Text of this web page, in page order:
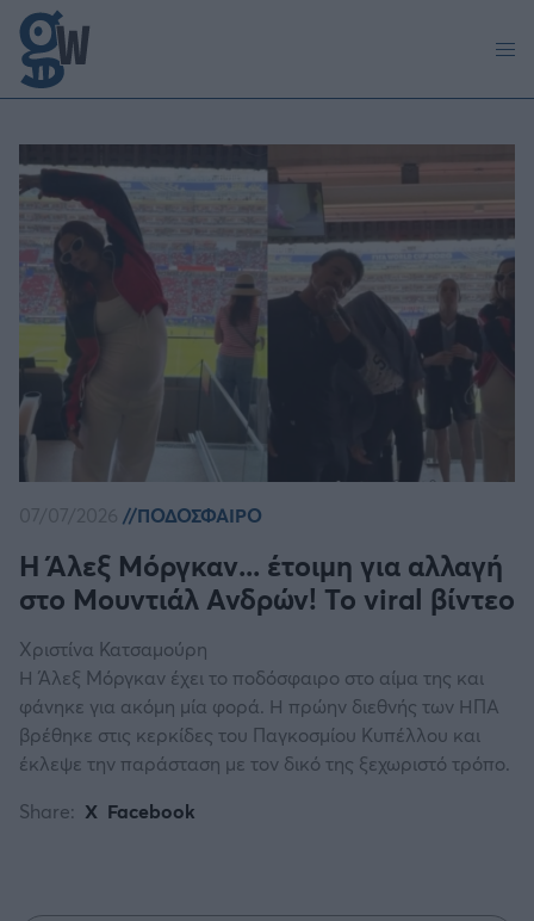
Παράκαμψη προς το κυρίως περιεχόμενο
ΠΟΔΟΣΦΑΙΡΟ
Η Άλεξ Μόργκαν... έτοιμη για αλλαγή
στο Μουντιάλ Ανδρών! Το viral βίντεο
Χριστίνα Κατσαμούρη
Η Άλεξ Μόργκαν έχει το ποδόσφαιρο στο αίμα της και
φάνηκε για ακόμη μία φορά. Η πρώην διεθνής των ΗΠΑ
βρέθηκε στις κερκίδες του Παγκοσμίου Κυπέλλου και
έκλεψε την παράσταση με τον δικό της ξεχωριστό τρόπο.
Share: X Facebook